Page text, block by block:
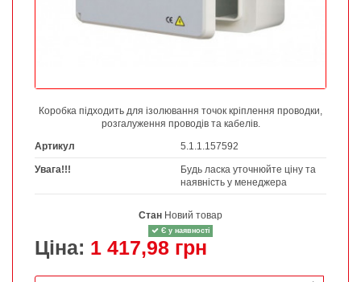
Коробка підходить для ізолювання точок кріплення проводки,
розгалуження проводів та кабелів.
Артикул
5.1.1.157592
Увага!!!
Будь ласка уточнюйте ціну та
наявність у менеджера
Стан Новий товар
Є у наявності
Ціна: 1 417,98 грн